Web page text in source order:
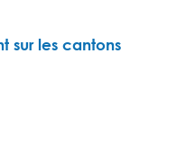
sur les cantons